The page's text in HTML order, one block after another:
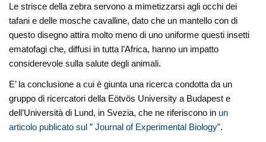
Le strisce della zebra servono a mimetizzarsi agli occhi dei
tafani e delle mosche cavalline, dato che un mantello con di
questo disegno attira molto meno di uno uniforme questi insetti
ematofagi che, diffusi in tutta l’Africa, hanno un impatto
considerevole sulla salute degli animali.
E’ la conclusione a cui è giunta una ricerca condotta da un
gruppo di ricercatori della Eötvös University a Budapest e
dell’Università di Lund, in Svezia, che ne riferiscono in un
articolo publicato sul ” Journal of Experimental Biology”.